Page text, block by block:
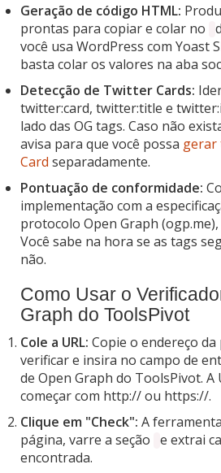
Geração de código HTML:
prontas para copiar e colar no
você usa WordPress com Yoast
basta colar os valores na aba
Detecção de Twitter Cards:
twitter:card, twitter:title e
lado das OG tags. Caso não
avisa para que você possa gerar
Card separadamente.
Pontuação de conformidade:
implementação com a
protocolo Open Graph
Você sabe na hora se as tags
não.
Como Usar o
Graph do ToolsPivot
Cole a URL: Copie o endereço
verificar e insira no campo de
de Open Graph do ToolsPivot. A
começar com http:// ou https://.
Clique em "Check": A
página, varre a seção e extrai
encontrada.